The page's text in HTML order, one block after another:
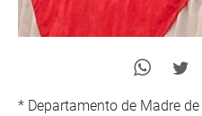
* Departamento de Madre